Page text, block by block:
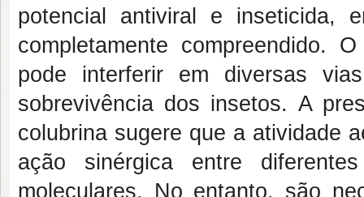
potencial antiviral e inseticida,
completamente compreendido.
pode interferir em diversas
sobrevivência dos insetos. A
colubrina sugere que a atividade
ação sinérgica entre
moleculares. No entanto, são